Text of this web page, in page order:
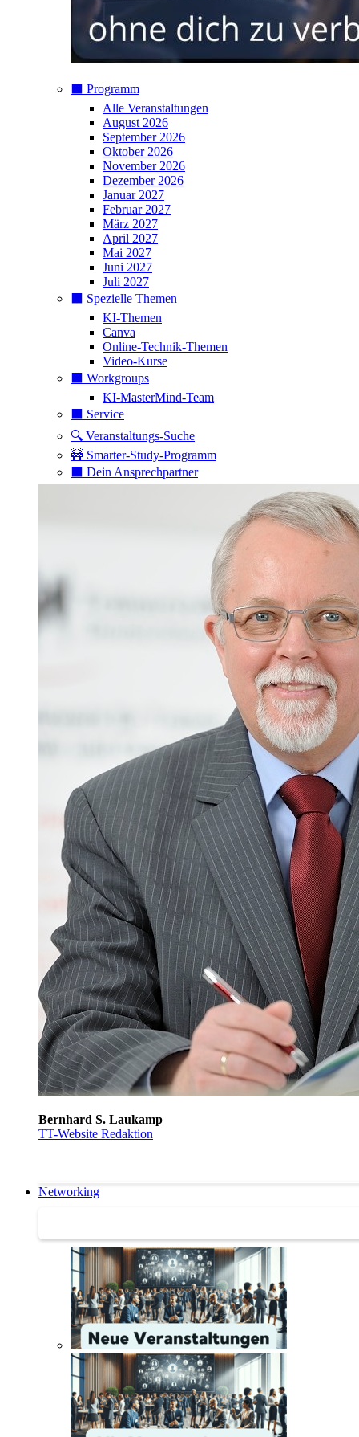
⬛️ Programm
Alle Veranstaltungen
August 2026
September 2026
Oktober 2026
November 2026
Dezember 2026
Januar 2027
Februar 2027
März 2027
April 2027
Mai 2027
Juni 2027
Juli 2027
⬛️ Spezielle Themen
KI-Themen
Canva
Online-Technik-Themen
Video-Kurse
⬛️ Workgroups
KI-MasterMind-Team
⬛️ Service
🔍 Veranstaltungs-Suche
🚧 Smarter-Study-Programm
⬛️ Dein Ansprechpartner
Bernhard S. Laukamp
TT-Website Redaktion
Networking